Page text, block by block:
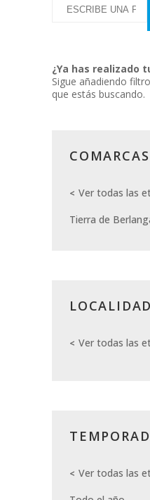
¿Ya has realizado
Sigue añadiendo
que estás buscando.
COMARCAS
Ver todas las
Tierra de
Ver todas las
Ver todas las